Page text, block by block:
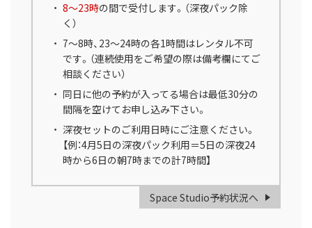
8～23時の間で受付します。（深夜パック除
く）
7～8時、23～24時の各1時間はレンタル不可
です。（連続使用をご希望の際は備考欄にてご
相談ください）
同日に他の予約が入ってる場合は最低30分の
間隔を空けてお申し込み下さい。
深夜セットのご利用日時にご注意ください。
【例：4月5日の深夜パック利用＝5日の深夜24
時から6日の朝7時までの計7時間】
Space Studio予約状況へ